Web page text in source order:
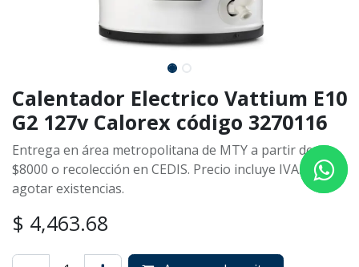
Calentador Electrico Vattium E10
G2 127v Calorex código 3270116
Entrega en área metropolitana de MTY a partir de
$8000 o recolección en CEDIS. Precio incluye IVA. Hasta
agotar existencias.
$ 4,463.68